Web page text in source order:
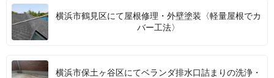
横浜市鶴見区にて屋根修理・外壁塗装〈軽量屋根でカ
バー工法〉
横浜市保土ヶ谷区にてベランダ排水口詰まりの洗浄・